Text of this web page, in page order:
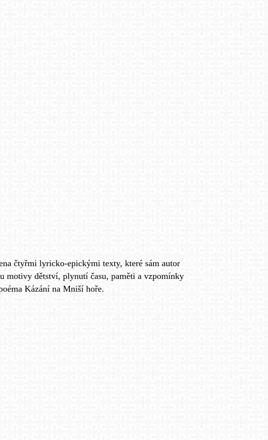
čtyřmi lyricko-epickými texty, které sám autor
motivy dětství, plynutí času, paměti a vzpomínky
Kázání na Mniší hoře.